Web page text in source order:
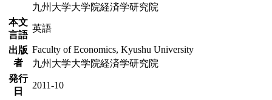
九州大学大学院経済学研究院
本文
言語
英語
出版
者
Faculty of Economics, Kyushu University
九州大学大学院経済学研究院
発行
日
2011-10